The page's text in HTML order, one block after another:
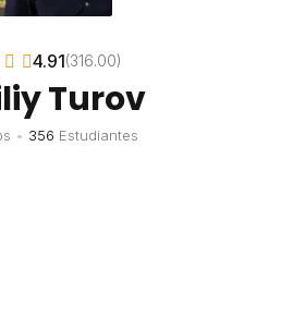
4.91(316.00)
Turov
• 356 Estudiantes